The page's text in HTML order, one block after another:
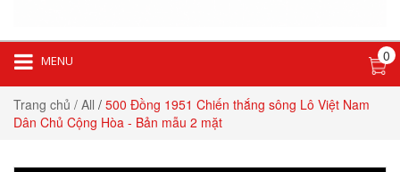
MENU 0
Trang chủ / All / 500 Đồng 1951 Chiến thắng sông Lô Việt Nam
Dân Chủ Cộng Hòa - Bản mẫu 2 mặt